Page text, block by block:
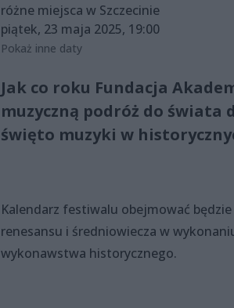
różne miejsca w Szczecinie
piątek, 23 maja 2025, 19:00
Pokaż inne daty
Jak co roku Fundacja
muzyczną podróż do
święto muzyki w
Kalendarz festiwalu obejmować
renesansu i średniowiecza w
wykonawstwa historycznego.